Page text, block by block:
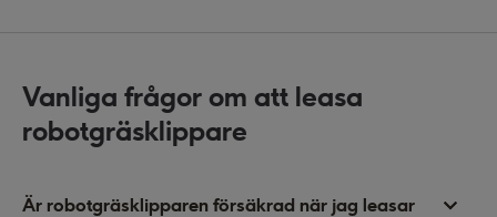
Vanliga frågor om att leasa
robotgräsklippare
Är robotgräsklipparen försäkrad när jag leasar